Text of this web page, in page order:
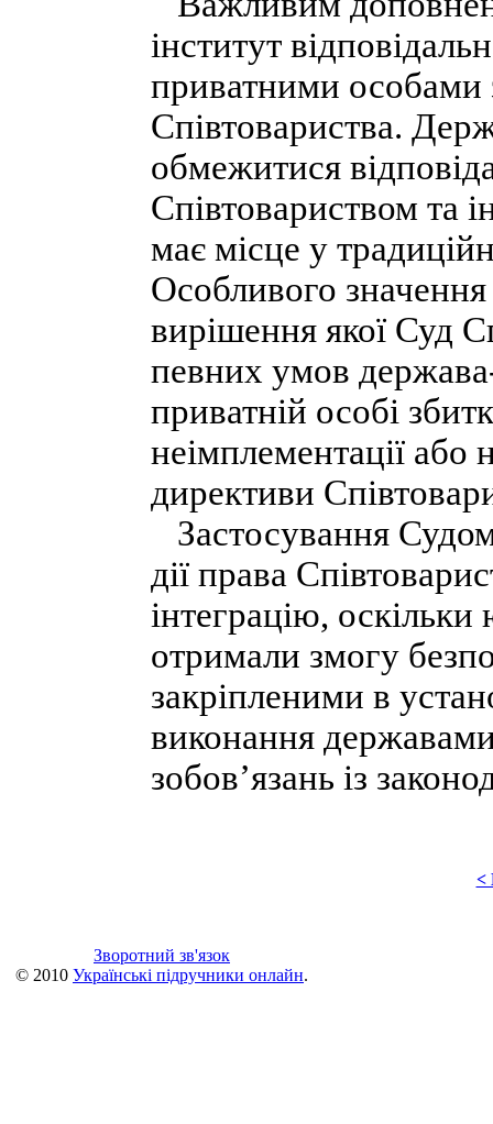
інститут
приватними особами
Співтовариства.
обмежитися
Співтовариством та
має місце у
Особливого
вирішення якої Суд
певних умов
приватній особі
неімплементації або
директиви
Застосування
дії права
інтеграцію,
отримали змогу
закріпленими в
виконання
зобов’язань із
<
Зворотний зв'язок
© 2010 Українські підручники онлайн.